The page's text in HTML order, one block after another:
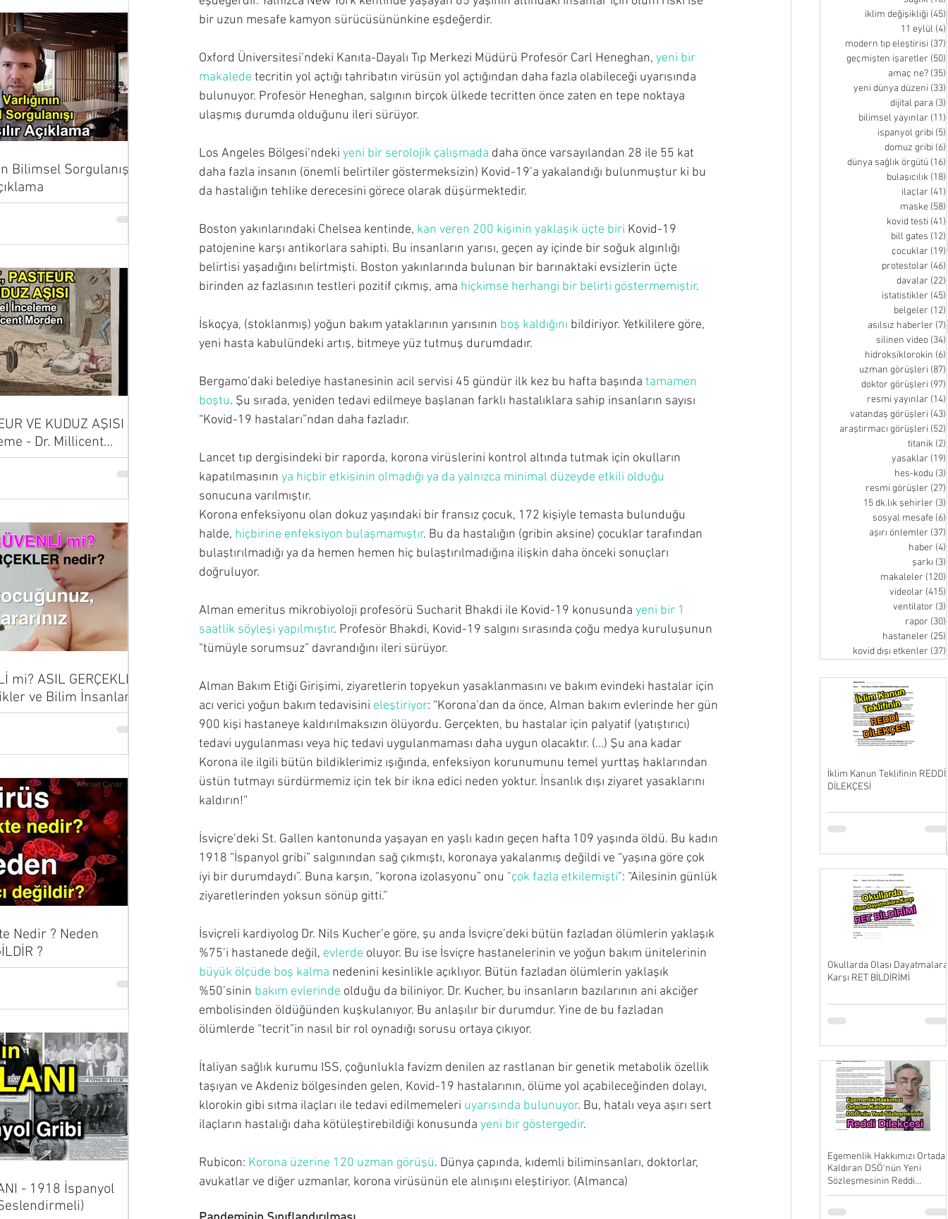
bir uzun mesafe kamyon sürücüsününkine eşdeğerdir.
Oxford Üniversitesi’ndeki Kanıta-Dayalı Tıp Merkezi Müdürü Profesör Carl Heneghan, yeni bir
makalede tecritin yol açtığı tahribatın virüsün yol açtığından daha fazla olabileceği uyarısında
bulunuyor. Profesör Heneghan, salgının birçok ülkede tecritten önce zaten en tepe noktaya
ulaşmış durumda olduğunu ileri sürüyor.
Los Angeles Bölgesi’ndeki yeni bir serolojik çalışmada daha önce varsayılandan 28 ile 55 kat
daha fazla insanın (önemli belirtiler göstermeksizin) Kovid-19’a yakalandığı bulunmuştur ki bu
da hastalığın tehlike derecesini görece olarak düşürmektedir.
Boston yakınlarındaki Chelsea kentinde, kan veren 200 kişinin yaklaşık üçte biri Kovid-19
patojenine karşı antikorlara sahipti. Bu insanların yarısı, geçen ay içinde bir soğuk algınlığı
belirtisi yaşadığını belirtmişti. Boston yakınlarında bulunan bir barınaktaki evsizlerin üçte
birinden az fazlasının testleri pozitif çıkmış, ama hiçkimse herhangi bir belirti göstermemiştir.
İskoçya, (stoklanmış) yoğun bakım yataklarının yarısının boş kaldığını bildiriyor. Yetkililere göre,
yeni hasta kabulündeki artış, bitmeye yüz tutmuş durumdadır.
Bergamo’daki belediye hastanesinin acil servisi 45 gündür ilk kez bu hafta başında tamamen
boştu. Şu sırada, yeniden tedavi edilmeye başlanan farklı hastalıklara sahip insanların sayısı
“Kovid-19 hastaları”ndan daha fazladır.
Lancet tıp dergisindeki bir raporda, korona virüslerini kontrol altında tutmak için okulların
kapatılmasının ya hiçbir etkisinin olmadığı ya da yalnızca minimal düzeyde etkili olduğu
sonucuna varılmıştır.
Korona enfeksiyonu olan dokuz yaşındaki bir fransız çocuk, 172 kişiyle temasta bulunduğu
halde, hiçbirine enfeksiyon bulaşmamıştır. Bu da hastalığın (gribin aksine) çocuklar tarafından
bulaştırılmadığı ya da hemen hemen hiç bulaştırılmadığına ilişkin daha önceki sonuçları
doğruluyor.
Alman emeritus mikrobiyoloji profesörü Sucharit Bhakdi ile Kovid-19 konusunda yeni bir 1
saatlik söyleşi yapılmıştır. Profesör Bhakdi, Kovid-19 salgını sırasında çoğu medya kuruluşunun
“tümüyle sorumsuz” davrandığını ileri sürüyor.
Alman Bakım Etiği Girişimi, ziyaretlerin topyekun yasaklanmasını ve bakım evindeki hastalar için
acı verici yoğun bakım tedavisini eleştiriyor: “Korona’dan da önce, Alman bakım evlerinde her gün
900 kişi hastaneye kaldırılmaksızın ölüyordu. Gerçekten, bu hastalar için palyatif (yatıştırıcı)
tedavi uygulanması veya hiç tedavi uygulanmaması daha uygun olacaktır. (...) Şu ana kadar
Korona ile ilgili bütün bildiklerimiz ışığında, enfeksiyon korunumunu temel yurttaş haklarından
üstün tutmayı sürdürmemiz için tek bir ikna edici neden yoktur. İnsanlık dışı ziyaret yasaklarını
kaldırın!”
İsviçre’deki St. Gallen kantonunda yaşayan en yaşlı kadın geçen hafta 109 yaşında öldü. Bu kadın
1918 “İspanyol gribi” salgınından sağ çıkmıştı, koronaya yakalanmış değildi ve “yaşına göre çok
iyi bir durumdaydı”. Buna karşın, “korona izolasyonu” onu "çok fazla etkilemişti": “Ailesinin günlük
ziyaretlerinden yoksun sönüp gitti.”
İsviçreli kardiyolog Dr. Nils Kucher’e göre, şu anda İsviçre’deki bütün fazladan ölümlerin yaklaşık
%75’i hastanede değil, evlerde oluyor. Bu ise İsviçre hastanelerinin ve yoğun bakım ünitelerinin
büyük ölçüde boş kalma nedenini kesinlikle açıklıyor. Bütün fazladan ölümlerin yaklaşık
%50’sinin bakım evlerinde olduğu da biliniyor. Dr. Kucher, bu insanların bazılarının ani akciğer
embolisinden öldüğünden kuşkulanıyor. Bu anlaşılır bir durumdur. Yine de bu fazladan
ölümlerde “tecrit”in nasıl bir rol oynadığı sorusu ortaya çıkıyor.
İtaliyan sağlık kurumu ISS, çoğunlukla favizm denilen az rastlanan bir genetik metabolik özellik
taşıyan ve Akdeniz bölgesinden gelen, Kovid-19 hastalarının, ölüme yol açabileceğinden dolayı,
klorokin gibi sıtma ilaçları ile tedavi edilmemeleri uyarısında bulunuyor. Bu, hatalı veya aşırı sert
ilaçların hastalığı daha kötüleştirebildiği konusunda yeni bir göstergedir.
Rubicon: Korona üzerine 120 uzman görüşü. Dünya çapında, kıdemli biliminsanları, doktorlar,
avukatlar ve diğer uzmanlar, korona virüsünün ele alınışını eleştiriyor. (Almanca)
Bilimsel Sorgulanışı |
VE KUDUZ AŞISI |
- Dr. Millicent
mi? ASIL GERÇEKLER
ve Bilim İnsanları
Nedir ? Neden
?
- 1918 İspanyol
iklim değişikliği (45)
11 eylül (4)
modern tıp eleştirisi (37)
geçmişten işaretler (50)
amaç ne? (35)
yeni dünya düzeni (33)
dijital para (3)
bilimsel yayınlar (11)
ispanyol gribi (5)
domuz gribi (6)
dünya sağlık örgütü (16)
bulaşıcılık (18)
ilaçlar (41)
maske (58)
kovid testi (41)
bill gates (12)
çocuklar (19)
protestolar (46)
davalar (22)
istatistikler (45)
belgeler (12)
asılsız haberler (7)
silinen video (34)
hidroksiklorokin (6)
uzman görüşleri (87)
doktor görüşleri (97)
resmi yayınlar (14)
vatandaş görüşleri (43)
araştırmacı görüşleri (52)
titanik (2)
yasaklar (19)
hes-kodu (3)
resmi görüşler (27)
15 dk.lık şehirler (3)
sosyal mesafe (6)
aşırı önlemler (37)
haber (4)
şarkı (3)
makaleler (120)
videolar (415)
ventilator (3)
rapor (30)
hastaneler (25)
kovid dışı etkenler (37)
İklim Kanun Teklifinin REDDİ
DİLEKÇESİ
Okullarda Olası Dayatmalara
Karşı RET BİLDİRİMİ
Egemenlik Hakkımızı
Kaldıran DSÖ'nün Yeni
Sözleşmesinin Reddi
Dilekçesi